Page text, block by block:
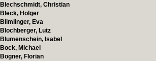
Blechschmidt, Christian
Bleck, Holger
Blimlinger, Eva
Blochberger, Lutz
Blumenschein, Isabel
Bock, Michael
Bogner, Florian